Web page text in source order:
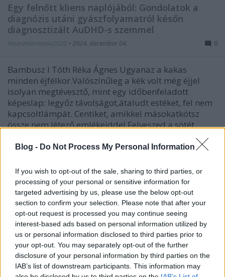
Blog - Do Not Process My Personal Information
If you wish to opt-out of the sale, sharing to third parties, or
processing of your personal or sensitive information for
targeted advertising by us, please use the below opt-out
section to confirm your selection. Please note that after your
opt-out request is processed you may continue seeing
interest-based ads based on personal information utilized by
us or personal information disclosed to third parties prior to
your opt-out. You may separately opt-out of the further
disclosure of your personal information by third parties on the
IAB’s list of downstream participants. This information may
Egy felnőtt kliens naplójából: Gondolatok a
diagnózis utáni gyászfolyamatról későn
diagnosztizált AuDHD-s szemmel
NeuroHarmonia2020 • 2024. december 04. 0
Bambusz I Tóth Réka Ágnes Ugyanaz a kakas
minden éjfélkor.Valószínűleg a kék volt még éjjel
isolyan megtévesztő, mint egy időbenfeladott
képeslap: legyőz távolságot,átaludt estéket, fel nem
kapcsoltlámpát. Centiket, amikkel másokatkötsz
össze nem létező emlékeiddel.Felveszed a sötét